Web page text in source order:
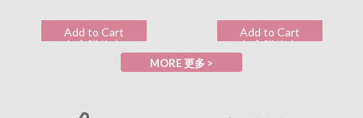
Add to Cart
加入購物車
Add to Cart
加入購物車
MORE 更多 >